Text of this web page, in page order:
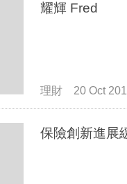
耀輝 Fred
理財 20 Oct
保險創新進展